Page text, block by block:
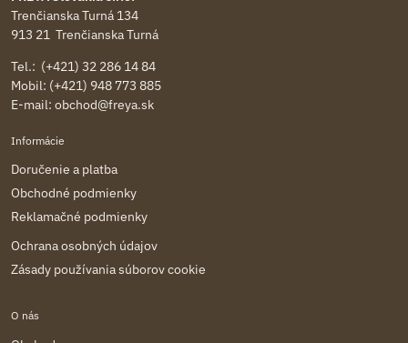
Trenčianska Turná 134
913 21 Trenčianska Turná
Tel.: (+421) 32 286 14 84
Mobil: (+421) 948 773 885
E-mail: obchod@freya.sk
Informácie
Doručenie a platba
Obchodné podmienky
Reklamačné podmienky
Ochrana osobných údajov
Zásady používania súborov cookie
O nás